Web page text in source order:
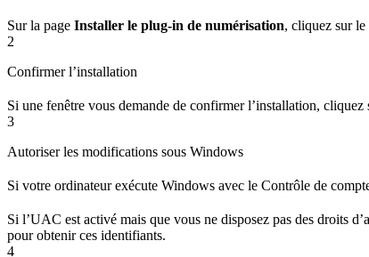
Sur la page Installer le plug-in de numérisation, cliquez sur le
2
Confirmer l’installation
Si une fenêtre vous demande de confirmer l’installation, cliquez
3
Autoriser les modifications sous Windows
Si votre ordinateur exécute Windows avec le Contrôle de
Si l’UAC est activé mais que vous ne disposez pas des droits
pour obtenir ces identifiants.
4